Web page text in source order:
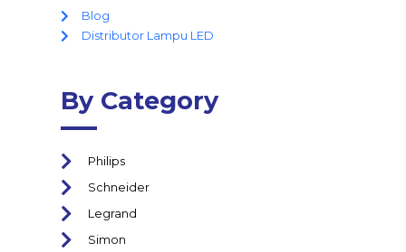
Blog
Distributor Lampu LED
By Category
Philips
Schneider
Legrand
Simon